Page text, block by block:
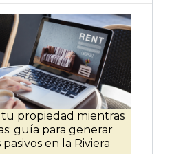
propiedad mientras
guía para generar
en la Riviera